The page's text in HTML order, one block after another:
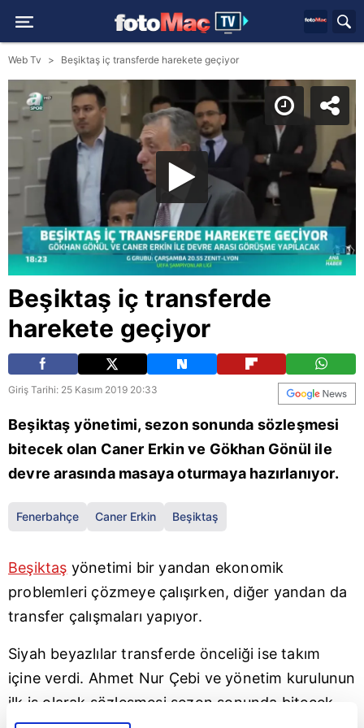
Web Tv Beşiktaş iç transferde harekete geçiyor
Beşiktaş iç transferde
harekete geçiyor
Giriş Tarihi: 25 Kasım 2019 20:33
Beşiktaş yönetimi, sezon sonunda sözleşmesi
bitecek olan Caner Erkin ve Gökhan Gönül ile
devre arasında masaya oturmaya hazırlanıyor.
Fenerbahçe Caner Erkin Beşiktaş
Beşiktaş yönetimi bir yandan ekonomik
problemleri çözmeye çalışırken, diğer yandan da
transfer çalışmaları yapıyor.
Siyah beyazlılar transferde önceliği ise takım
içine verdi. Ahmet Nur Çebi ve yönetim kurulunun
ilk iş olarak sözleşmesi sezon sonunda bitecek